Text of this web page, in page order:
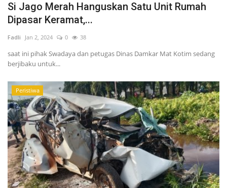
Si Jago Merah Hanguskan Satu Unit Rumah
Dipasar Keramat,...
Fadli Jan 2, 2024 0 38
saat ini pihak Swadaya dan petugas Dinas Damkar Mat Kotim sedang
berjibaku untuk...
Peristiwa